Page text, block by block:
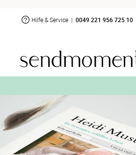
Hilfe & Service | 0049 221 956 725 10